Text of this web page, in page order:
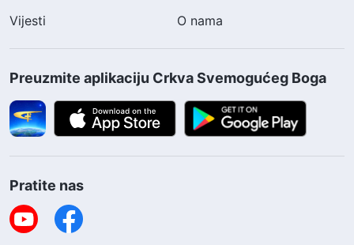
Vijesti
O nama
Preuzmite aplikaciju Crkva Svemogućeg Boga
Pratite nas